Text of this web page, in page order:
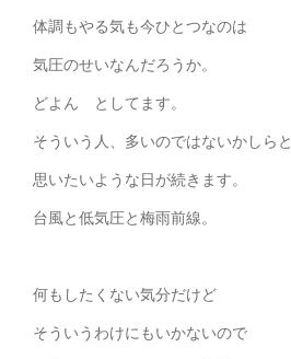
体調もやる気も今ひとつなのは
気圧のせいなんだろうか。
どよん としてます。
そういう人、多いのではないかしらと
思いたいような日が続きます。
台風と低気圧と梅雨前線。
何もしたくない気分だけど
そういうわけにもいかないので